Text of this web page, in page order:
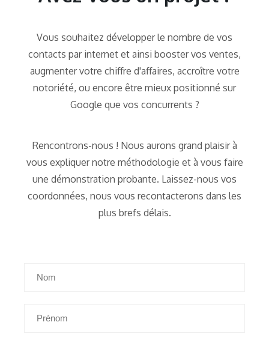
Vous souhaitez développer le nombre de vos
contacts par internet et ainsi booster vos ventes,
augmenter votre chiffre d'affaires, accroître votre
notoriété, ou encore être mieux positionné sur
Google que vos concurrents ?
Rencontrons-nous ! Nous aurons grand plaisir à
vous expliquer notre méthodologie et à vous faire
une démonstration probante. Laissez-nous vos
coordonnées, nous vous recontacterons dans les
plus brefs délais.